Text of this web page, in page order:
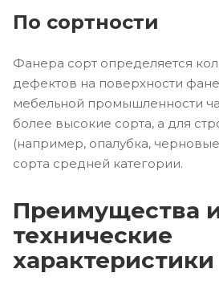
По сортности
Фанера сорт определяется
дефектов на поверхности
мебельной промышленности
более высокие сорта, а для
(например, опалубка,
сорта средней категории.
Преимущества
технические
характеристики